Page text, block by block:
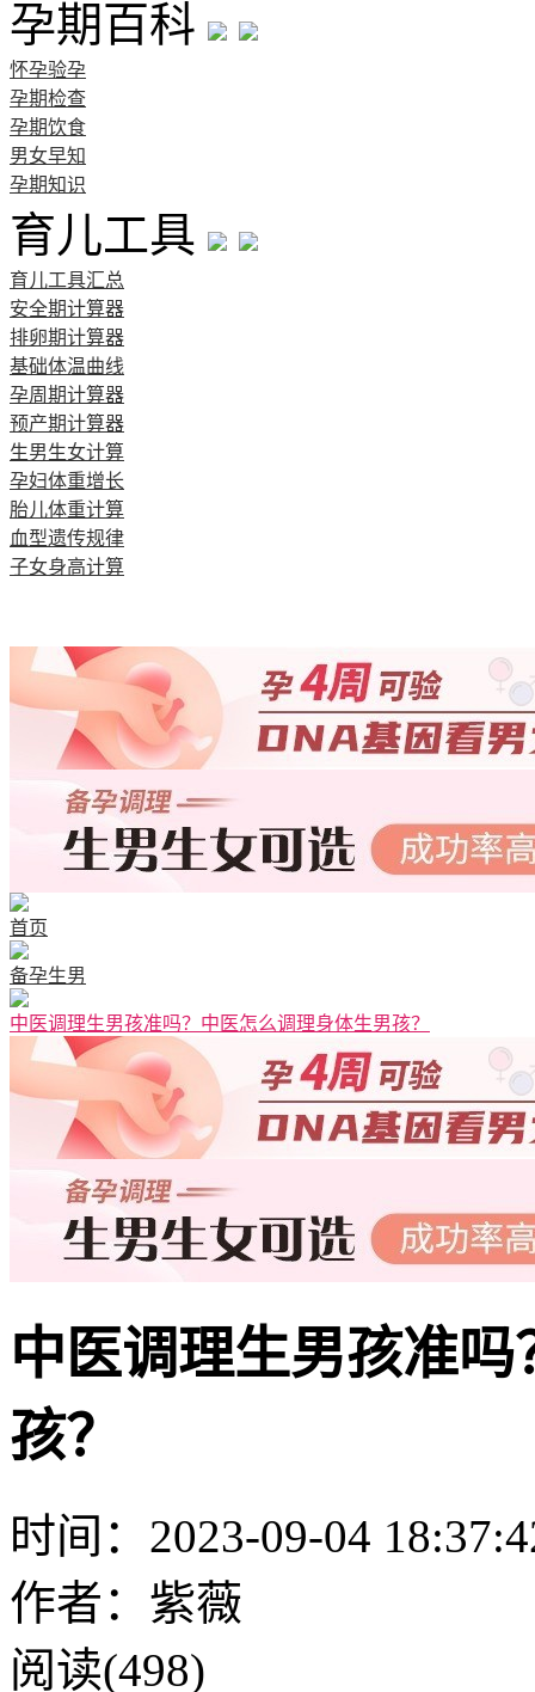
孕期百科
怀孕验孕
孕期检查
孕期饮食
男女早知
孕期知识
育儿工具
育儿工具汇总
安全期计算器
排卵期计算器
基础体温曲线
孕周期计算器
预产期计算器
生男生女计算
孕妇体重增长
胎儿体重计算
血型遗传规律
子女身高计算
首页
备孕生男
中医调理生男孩准吗？中医怎么调理身体生男孩？
中医调理生男孩准
孩？
时间：2023-09-04
作者：紫薇
阅读(498)